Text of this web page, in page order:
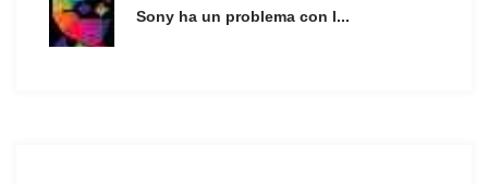
Sony ha un problema con l...